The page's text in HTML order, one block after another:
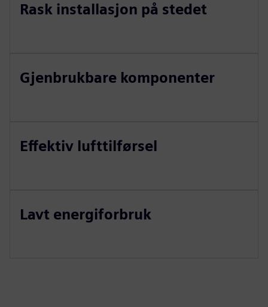
Rask installasjon på stedet
Gjenbrukbare komponenter
Effektiv lufttilførsel
Lavt energiforbruk